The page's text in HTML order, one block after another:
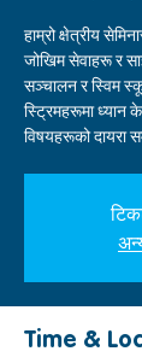
हाम्रो क्षेत्रीय
जोखिम सेवाहरू र
सञ्चालन र स्विम
स्ट्रिमहरूमा ध्यान
विषयहरूको दायरा
Time &